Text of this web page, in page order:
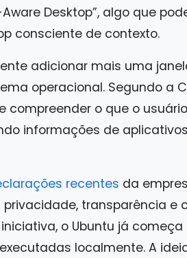
Desktop”, algo que
consciente de contexto.
adicionar mais uma
operacional. Segundo a
compreender o que o
informações de
recentes da
transparência e
o Ubuntu já
localmente. A